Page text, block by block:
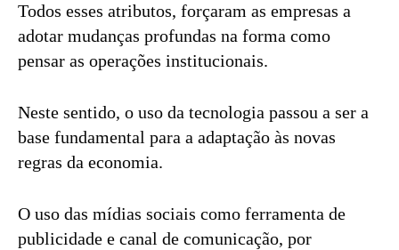
Todos esses atributos, forçaram as empresas a
adotar mudanças profundas na forma como
pensar as operações institucionais.
Neste sentido, o uso da tecnologia passou a ser a
base fundamental para a adaptação às novas
regras da economia.
O uso das mídias sociais como ferramenta de
publicidade e canal de comunicação, por